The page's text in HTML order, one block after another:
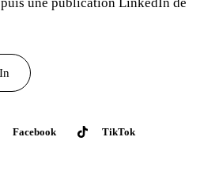
une publication LinkedIn de
Facebook TikTok